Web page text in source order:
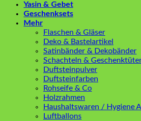
Yasin & Gebet
Geschenksets
Mehr
Flaschen & Gläser
Deko & Bastelartikel
Satinbänder & Dekobänder
Schachteln &
Duftsteinpulver
Duftsteinfarben
Rohseife & Co
Holzrahmen
Haushaltswaren / Hygiene
Luftballons